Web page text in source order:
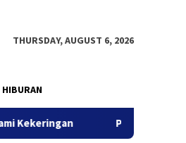
THURSDAY, AUGUST 6, 2026
HIBURAN
Penertiban PKL, Sudah